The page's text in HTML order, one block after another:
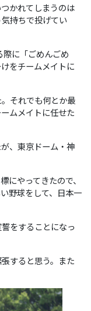
かれてしまうのは
持ちで投げてい
に「ごめんごめ
をチームメイトに
それでも何とか最
ムメイトに任せた
、東京ドーム・神
やってきたので、
野球をして、日本一
をすることになっ
すると思う。また